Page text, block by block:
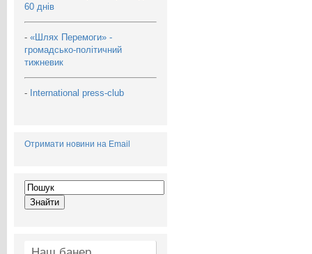
60 днів
- «Шлях Перемоги» -
громадсько-політичний
тижневик
- International press-club
Отримати новини на Email